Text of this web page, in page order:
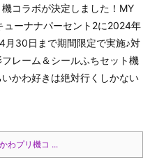
コラボが決定しました！MY
ューナナパーセント2に2024年
月30日まで期間限定で実施♪対
レーム＆シールふちセット機
かわ好きは絶対行くしかない
わプリ機コ ...